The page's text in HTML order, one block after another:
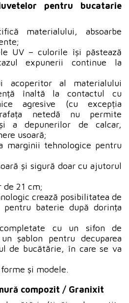
pentru bucatarie
materialului, absoarbe
UV – culorile își păstează
expunerii continue la
acoperitor al materialului
înaltă la contactul cu
agresive (cu excepția
netedă nu permite
a depunerilor de calcar,
usoară;
marginii tehnologice pentru
și sigură doar cu ajutorul
de 21 cm;
crează posibilitatea de
baterie după dorința
cu un sifon de
șablon pentru decuparea
de bucătărie, în care se va
și modele.
compozit / Granixit